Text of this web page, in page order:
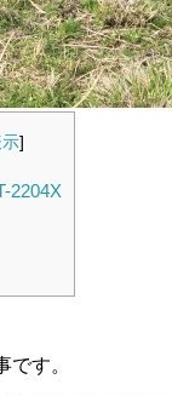
]
2204X
す。